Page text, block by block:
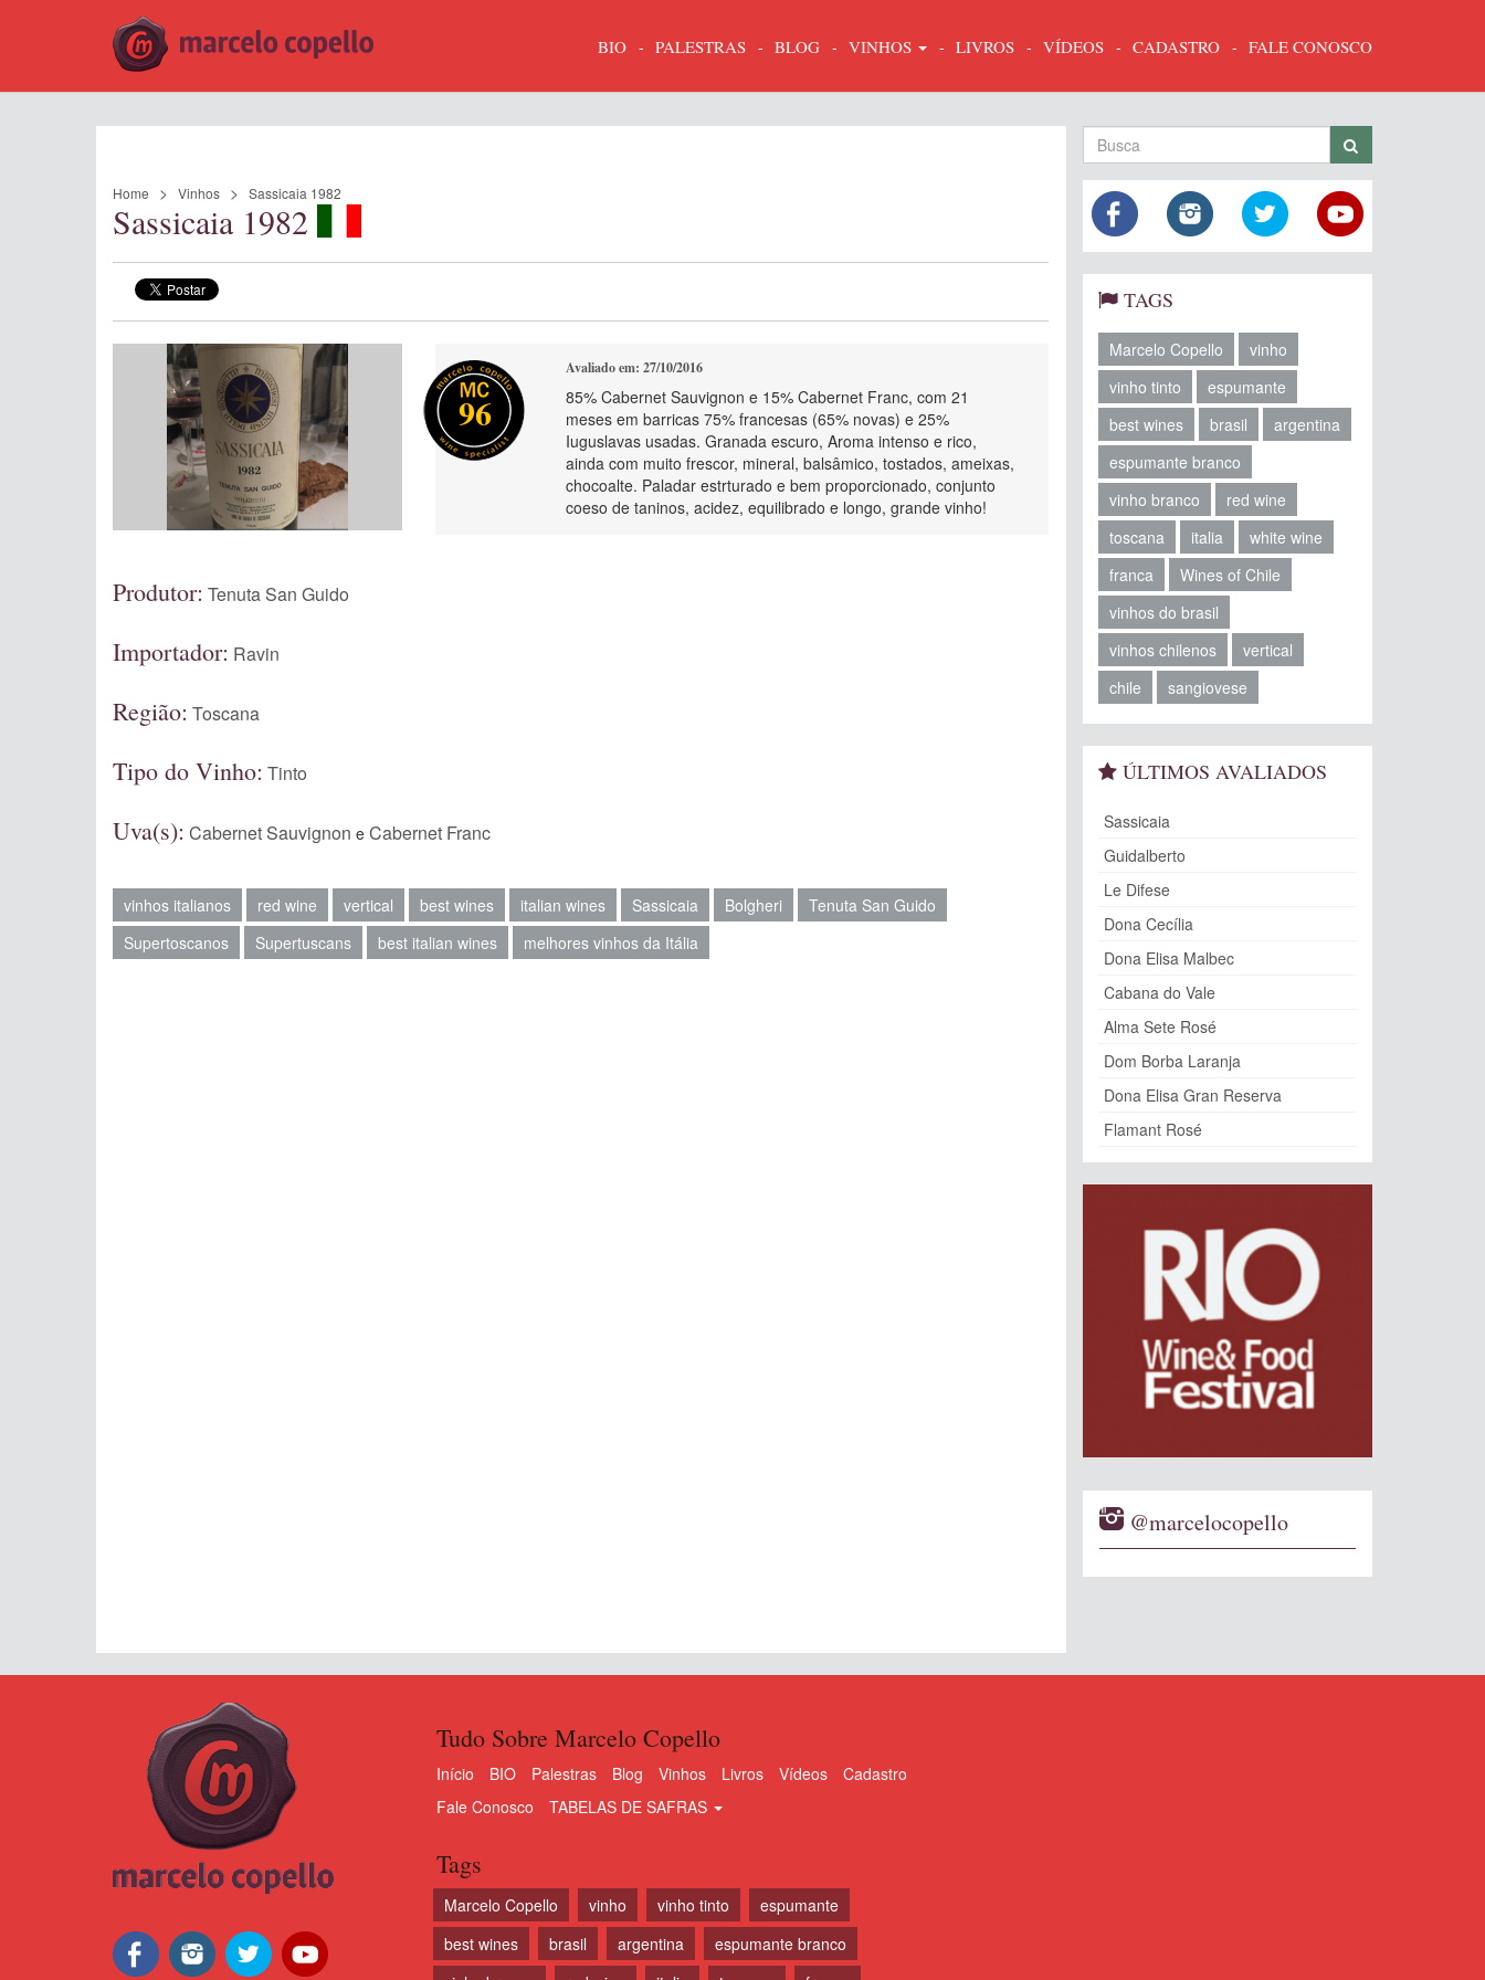
BIO PALESTRAS BLOG VINHOS LIVROS VÍDEOS CADASTRO FALE CONOSCO
Home Vinhos Sassicaia 1982
Sassicaia 1982
96
Avaliado em: 27/10/2016
85% Cabernet Sauvignon e 15% Cabernet Franc, com 21
meses em barricas 75% francesas (65% novas) e 25%
Iuguslavas usadas. Granada escuro, Aroma intenso e rico,
ainda com muito frescor, mineral, balsâmico, tostados, ameixas,
chocoalte. Paladar estrturado e bem proporcionado, conjunto
coeso de taninos, acidez, equilibrado e longo, grande vinho!
Produtor: Tenuta San Guido
Importador: Ravin
Região: Toscana
Tipo do Vinho: Tinto
Uva(s): Cabernet Sauvignon e Cabernet Franc
vinhos italianos red wine vertical best wines italian wines Sassicaia Bolgheri
Tenuta San Guido
Supertoscanos
Supertuscans best italian wines melhores vinhos da Itália
TAGS
Marcelo Copello
vinho
vinho tinto
espumante
best wines
brasil
argentina
espumante branco
vinho branco
red wine
toscana
italia
white wine
franca
Wines of Chile
vinhos do brasil
vinhos chilenos
vertical
chile
sangiovese
ÚLTIMOS AVALIADOS
Sassicaia
Guidalberto
Le Difese
Dona Cecília
Dona Elisa Malbec
Cabana do Vale
Alma Sete Rosé
Dom Borba Laranja
Dona Elisa Gran Reserva
Flamant Rosé
@marcelocopello
Tudo Sobre Marcelo Copello
Início BIO Palestras Blog Vinhos Livros Vídeos
Cadastro
Fale Conosco
TABELAS DE SAFRAS
Tags
Marcelo Copello vinho vinho tinto
espumante
best wines
brasil argentina
espumante branco